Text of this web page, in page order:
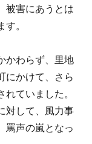
被害にあうとは
。
かわらず、里地
にかけて、さら
ていました。
対して、風力事
罵声の嵐となっ